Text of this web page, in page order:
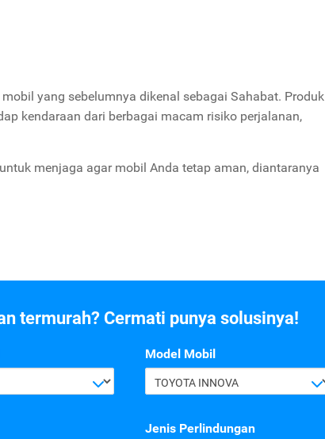
yang sebelumnya dikenal sebagai Sahabat. Produk
kendaraan dari berbagai macam risiko perjalanan,
menjaga agar mobil Anda tetap aman, diantaranya
termurah? Cermati punya solusinya!
Model Mobil
TOYOTA INNOVA
Jenis Perlindungan